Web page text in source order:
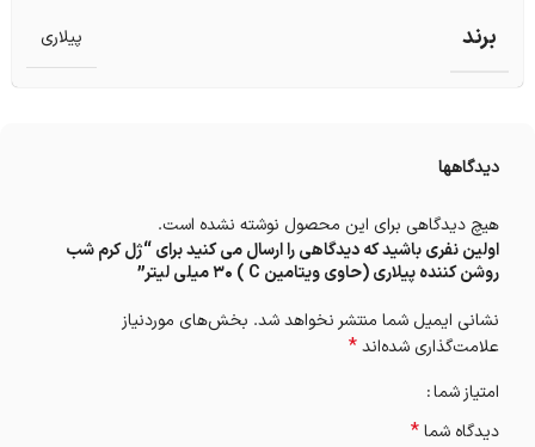
برند پیلاری
دیدگاهها
هیچ دیدگاهی برای این محصول نوشته نشده است.
اولین نفری باشید که دیدگاهی را ارسال می کنید برای “ژل کرم شب
روشن کننده پیلاری (حاوی ویتامین C ) 30 میلی‌ لیتر”
نشانی ایمیل شما منتشر نخواهد شد. بخش‌های موردنیاز
علامت‌گذاری شده‌اند*
امتیاز شما
دیدگاه شما*